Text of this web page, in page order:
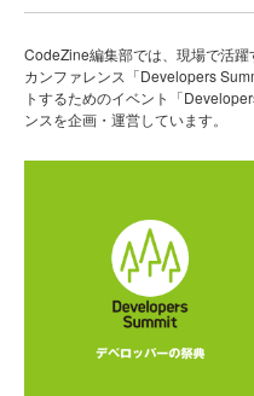
CodeZine編集部では、現場で活
カンファレンス「Developers
トするためのイベント「
ンスを企画・運営しています。